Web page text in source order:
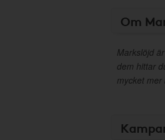
Om
Markslöjd
dem hittar
mycket mer